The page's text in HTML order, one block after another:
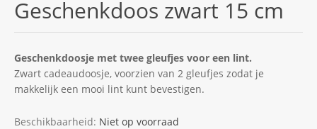
Geschenkdoos zwart 15 cm
Geschenkdoosje met twee gleufjes voor een lint.
Zwart cadeaudoosje, voorzien van 2 gleufjes zodat je
makkelijk een mooi lint kunt bevestigen.
Beschikbaarheid: Niet op voorraad